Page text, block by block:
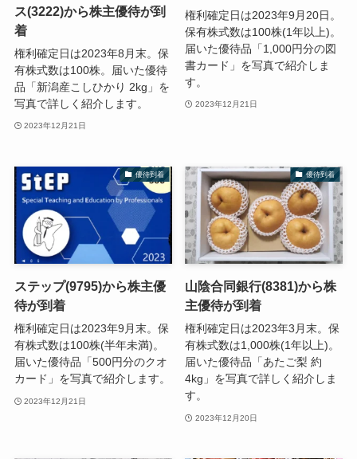
ス(3222)から株主優待が到
着
権利確定日は2023年8月末。保
有株式数は100株。届いた優待
品「新潟産こしひかり 2kg」を
写真で詳しく紹介します。
2023年12月21日
権利確定日は2023年9月20日。
保有株式数は100株(1年以上)。
届いた優待品「1,000円分の図
書カード」を写真で紹介しま
す。
2023年12月21日
優待到着
ステップ(9795)から株主優
待が到着
権利確定日は2023年9月末。保
有株式数は100株(半年未満)。
届いた優待品「500円分のクオ
カード」を写真で紹介します。
2023年12月21日
優待到着
山陰合同銀行(8381)から株
主優待が到着
権利確定日は2023年3月末。保
有株式数は1,000株(1年以上)。
届いた優待品「あたご梨 約
4kg」を写真で詳しく紹介しま
す。
2023年12月20日